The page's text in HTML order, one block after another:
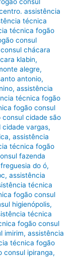
assistência
técnica
técnica fogão
consul
chácara
klabin,
alegre,
antonio,
,assistência
técnica fogão
fogão consul
cidade são
cidade vargas,
,assistência
técnica fogão
fazenda
do ó,
,assistência
técnica
fogão consul
higienópolis,
técnica
fogão consul
imirim,assistência
técnica fogão
consul ipiranga,